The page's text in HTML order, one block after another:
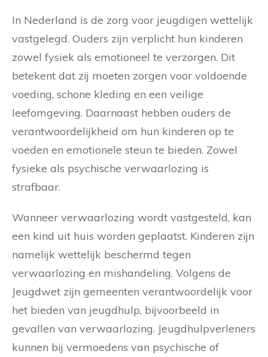
In Nederland is de zorg voor jeugdigen wettelijk
vastgelegd. Ouders zijn verplicht hun kinderen
zowel fysiek als emotioneel te verzorgen. Dit
betekent dat zij moeten zorgen voor voldoende
voeding, schone kleding en een veilige
leefomgeving. Daarnaast hebben ouders de
verantwoordelijkheid om hun kinderen op te
voeden en emotionele steun te bieden. Zowel
fysieke als psychische verwaarlozing is
strafbaar.
Wanneer verwaarlozing wordt vastgesteld, kan
een kind uit huis worden geplaatst. Kinderen zijn
namelijk wettelijk beschermd tegen
verwaarlozing en mishandeling. Volgens de
Jeugdwet zijn gemeenten verantwoordelijk voor
het bieden van jeugdhulp, bijvoorbeeld in
gevallen van verwaarlozing. Jeugdhulpverleners
kunnen bij vermoedens van psychische of